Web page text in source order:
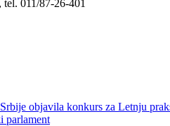
011/87-26-401
objavila konkurs za Letnju
parlament